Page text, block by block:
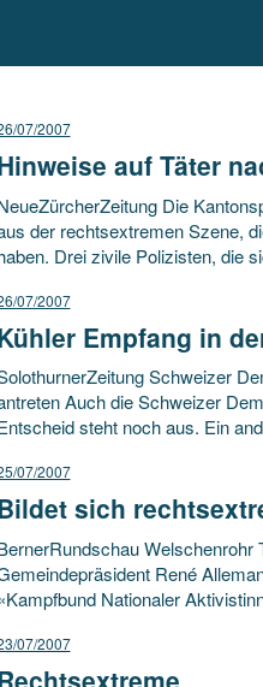
07/2007
auf Täter
Die
der rechtsextremen Szene,
Drei zivile Polizisten, die
07/2007
Empfang in
Schweizer
Auch die Schweizer
steht noch aus. Ein
07/2007
sich
René
Nationaler
07/2007